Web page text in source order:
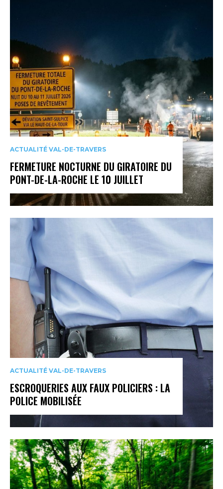
ACTUALITÉ VAL-DE-TRAVERS
FERMETURE NOCTURNE DU GIRATOIRE DU
PONT-DE-LA-ROCHE LE 10 JUILLET
ACTUALITÉ VAL-DE-TRAVERS
ESCROQUERIES AUX FAUX POLICIERS : LA
POLICE MOBILISÉE